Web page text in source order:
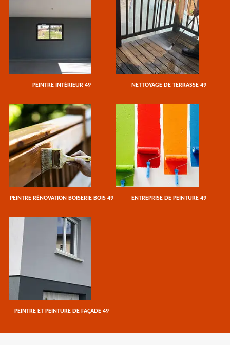
PEINTRE INTÉRIEUR 49 NETTOYAGE DE TERRASSE 49
PEINTRE RÉNOVATION BOISERIE BOIS 49 ENTREPRISE DE PEINTURE 49
PEINTRE ET PEINTURE DE FAÇADE 49